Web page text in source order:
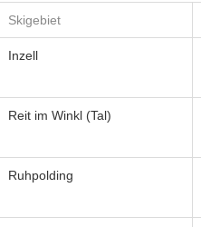
Skigebiet
Inzell
Reit im Winkl (Tal)
Ruhpolding